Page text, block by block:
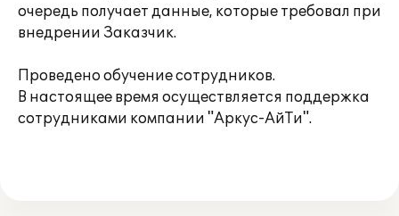
очередь получает данные, которые требовал при
внедрении Заказчик.
Проведено обучение сотрудников.
В настоящее время осуществляется поддержка
сотрудниками компании "Аркус-АйТи".